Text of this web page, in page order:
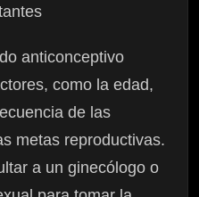
anticonceptivo
como la edad,
de las
metas reproductivas.
a un ginecólogo o